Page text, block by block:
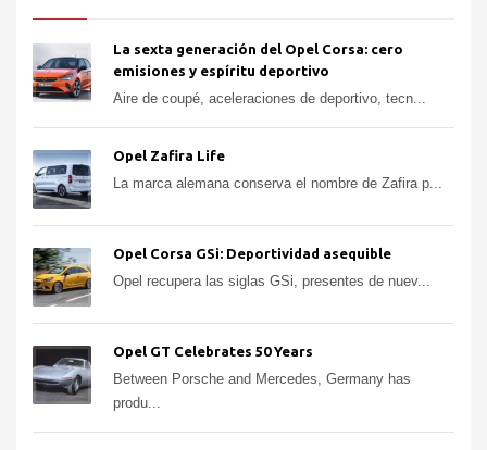
La sexta generación del Opel Corsa: cero
emisiones y espíritu deportivo
Aire de coupé, aceleraciones de deportivo, tecn...
Opel Zafira Life
La marca alemana conserva el nombre de Zafira p...
Opel Corsa GSi: Deportividad asequible
Opel recupera las siglas GSi, presentes de nuev...
Opel GT Celebrates 50 Years
Between Porsche and Mercedes, Germany has
produ...